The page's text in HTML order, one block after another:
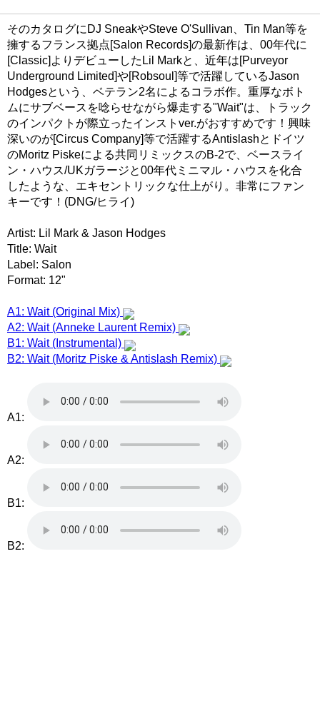
そのカタログにDJ SneakやSteve O'Sullivan、Tin Man等を
擁するフランス拠点[Salon Records]の最新作は、00年代に
[Classic]よりデビューしたLil Markと、近年は[Purveyor
Underground Limited]や[Robsoul]等で活躍しているJason
Hodgesという、ベテラン2名によるコラボ作。重厚なボト
ムにサブベースを唸らせながら爆走する"Wait"は、トラック
のインパクトが際立ったインストver.がおすすめです！興味
深いのが[Circus Company]等で活躍するAntislashとドイツ
のMoritz Piskeによる共同リミックスのB-2で、ベースライ
ン・ハウス/UKガラージと00年代ミニマル・ハウスを化合
したような、エキセントリックな仕上がり。非常にファン
キーです！(DNG/ヒライ)
Artist: Lil Mark & Jason Hodges
Title: Wait
Label: Salon
Format: 12"
A1: Wait (Original Mix)
A2: Wait (Anneke Laurent Remix)
B1: Wait (Instrumental)
B2: Wait (Moritz Piske & Antislash Remix)
A1:
A2:
B1:
B2: